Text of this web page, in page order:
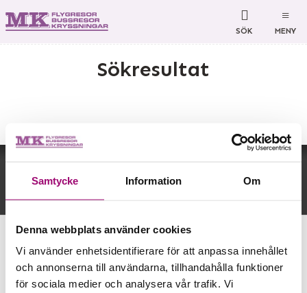
Samtycke Information Om
Denna webbplats använder cookies
Vi använder enhetsidentifierare för att anpassa innehållet
och annonserna till användarna, tillhandahålla funktioner
för sociala medier och analysera vår trafik. Vi
SÖK MENY
Sökresultat
Telefon0511-34 66 60
Org nr 556646-2320
Tillbaka till toppen